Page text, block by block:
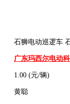
石狮电动巡逻车
广东玛西尔电动
1.00 (元/辆)
黄聪